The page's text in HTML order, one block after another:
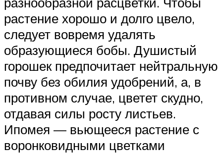
растение хорошо и долго цвело,
следует вовремя удалять
образующиеся бобы. Душистый
горошек предпочитает нейтральную
почву без обилия удобрений, а, в
противном случае, цветет скудно,
отдавая силы росту листьев.
Ипомея — вьющееся растение с
воронковидными цветками